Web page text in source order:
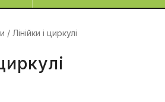
/ Лінійки і циркулі